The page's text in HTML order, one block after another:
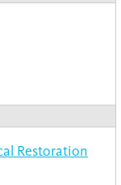
Restoration